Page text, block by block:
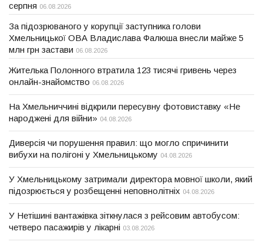
серпня 06.08.2026
За підозрюваного у корупції заступника голови
Хмельницької ОВА Владислава Фалюша внесли майже 5
млн грн застави 06.08.2026
Жителька Полонного втратила 123 тисячі гривень через
онлайн-знайомство 06.08.2026
На Хмельниччині відкрили пересувну фотовиставку «Не
народжені для війни» 04.08.2026
Диверсія чи порушення правил: що могло спричинити
вибухи на полігоні у Хмельницькому 04.08.2026
У Хмельницькому затримали директора мовної школи, який
підозрюється у розбещенні неповнолітніх 04.08.2026
У Нетішині вантажівка зіткнулася з рейсовим автобусом:
четверо пасажирів у лікарні 03.08.2026